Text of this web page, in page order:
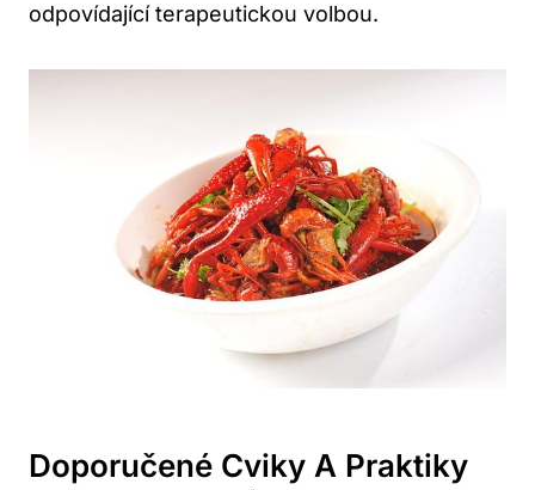
odpovídající terapeutickou volbou.
Doporučené Cviky A Praktiky